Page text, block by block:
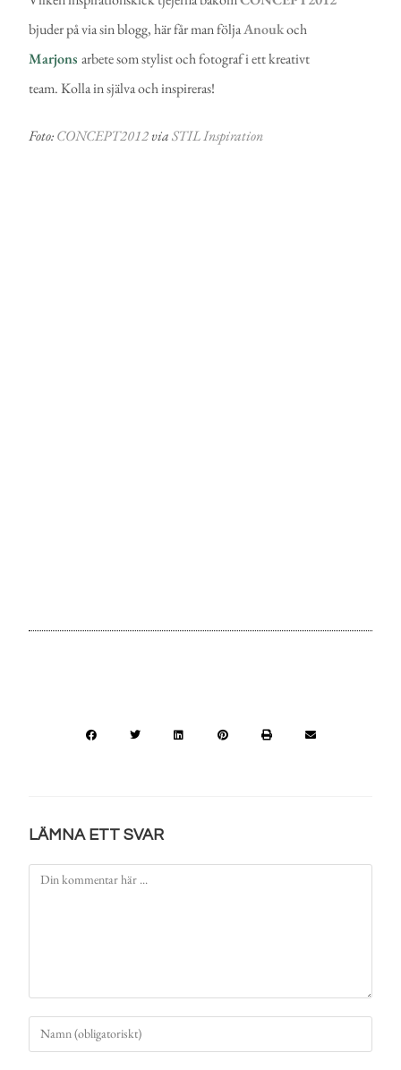
bjuder på via sin blogg, här får man följaAnoukoch
Marjons arbete som stylist och fotograf i ett kreativt
team. Kolla in själva och inspireras!
Foto:CONCEPT2012viaSTIL Inspiration
LÄMNA ETT SVAR